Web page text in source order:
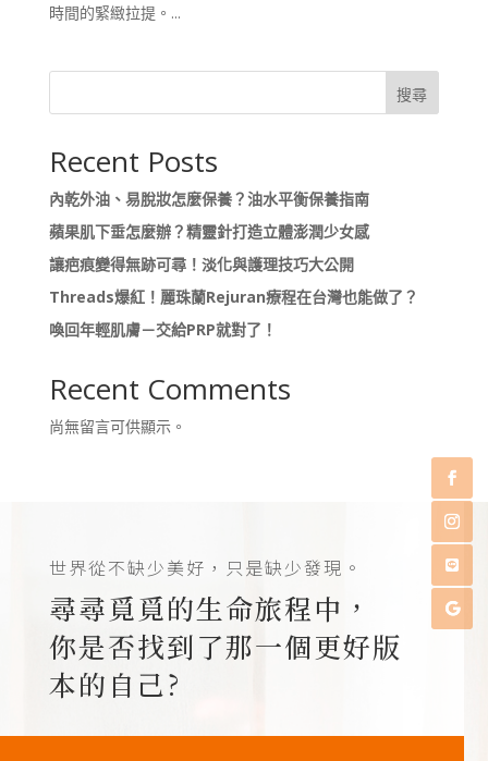
時間的緊緻拉提。...
搜尋
Recent Posts
內乾外油、易脫妝怎麼保養？油水平衡保養指南
蘋果肌下垂怎麼辦？精靈針打造立體澎潤少女感
讓疤痕變得無跡可尋！淡化與護理技巧大公開
Threads爆紅！麗珠蘭Rejuran療程在台灣也能做了？
喚回年輕肌膚－交給PRP就對了！
Recent Comments
尚無留言可供顯示。
世界從不缺少美好，只是缺少發現。
尋尋覓覓的生命旅程中，
你是否找到了那一個更好版
本的自己?